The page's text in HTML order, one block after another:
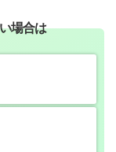
場合は